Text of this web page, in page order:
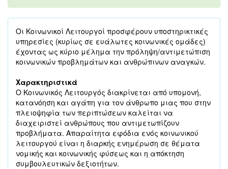
Οι Κοινωνικοί Λειτουργοί προσφέρουν υποστηρικτικές
υπηρεσίες (κυρίως σε ευάλωτες κοινωνικές ομάδες)
έχοντας ως κύριο μέλημα την πρόληψη/αντιμετώπιση
κοινωνικών προβλημάτων και ανθρώπινων αναγκών.
Χαρακτηριστικά
Ο Κοινωνικός Λειτουργός διακρίνεται από υπομονή,
κατανόηση και αγάπη για τον άνθρωπο μιας που στην
πλειοψηφία των περιπτώσεων καλείται να
διαχειριστεί ανθρώπους που αντιμετωπίζουν
προβλήματα. Απαραίτητα εφόδια ενός κοινωνικού
λειτουργού είναι η διαρκής ενημέρωση σε θέματα
νομικής και κοινωνικής φύσεως και η απόκτηση
συμβουλευτικών δεξιοτήτων.